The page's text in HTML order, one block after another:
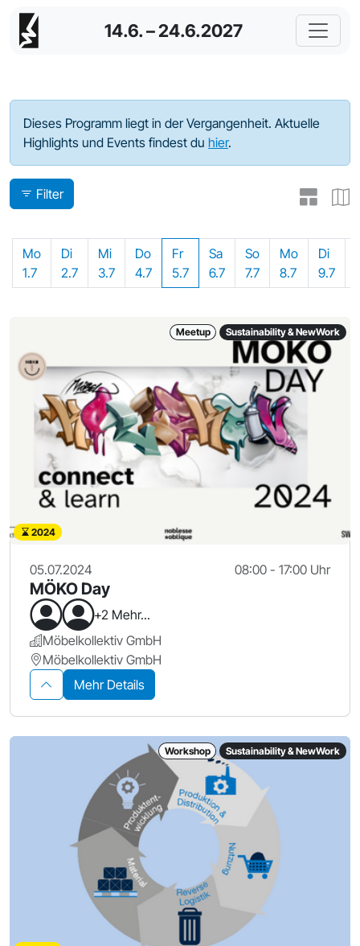
14.6. – 24.6.2027
Programm - 2024
Dieses Programm liegt in der Vergangenheit. Aktuelle
Highlights und Events findest du hier.
Filter
Mo
1.7
Di
2.7
Mi
3.7
Do
4.7
Fr
5.7
Sa
6.7
So
7.7
Mo
8.7
Di
9.7
Meetup Sustainability & NewWork
2024
05.07.2024 08:00 - 17:00 Uhr
MÖKO Day
+2 Mehr...
Möbelkollektiv GmbH
Möbelkollektiv GmbH
Mehr Details
Workshop Sustainability & NewWork